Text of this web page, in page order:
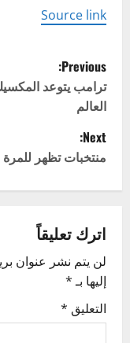
Source link
P
o
s
t
n
a
v
i
g
Previous:
ترامب يتوعد
العالم
Next:
منتخبات تظهر للمرة
اترك تعليقاً
لن يتم نشر عنوان
إليها بـ*
التعليق *